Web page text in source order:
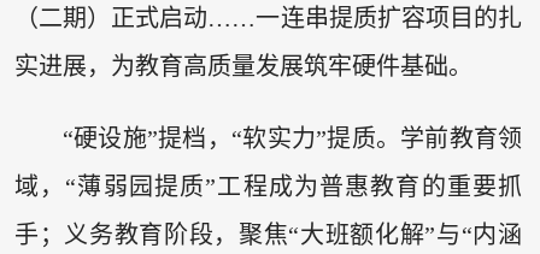
（二期）正式启动……一连串提质扩容项目的扎
实进展，为教育高质量发展筑牢硬件基础。
“硬设施”提档，“软实力”提质。学前教育领
域，“薄弱园提质”工程成为普惠教育的重要抓
手；义务教育阶段，聚焦“大班额化解”与“内涵